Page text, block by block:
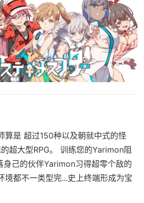
算是 超过150种以及朝就中式的怪
超大型RPG。 训练您的Yarimon阻
身己的伙伴Yarimon习得超零个敌的
境都不一类型完...史上终端形成为宝